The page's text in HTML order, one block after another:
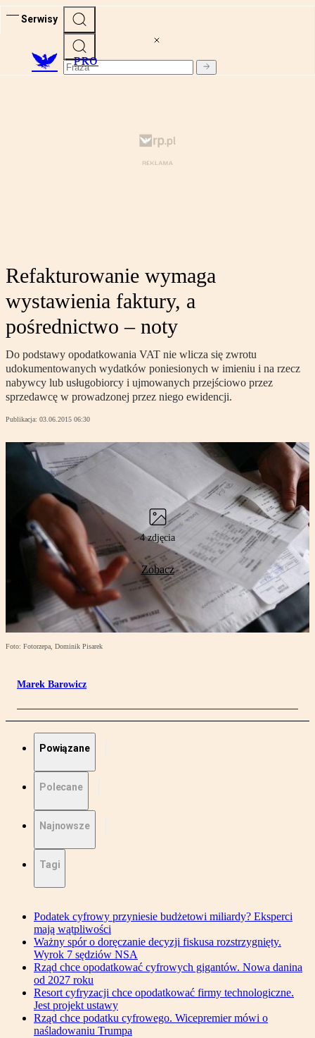
Serwisy
PRO
Refakturowanie wymaga
wystawienia faktury, a
pośrednictwo – noty
Do podstawy opodatkowania VAT nie wlicza się zwrotu
udokumentowanych wydatków poniesionych w imieniu i na rzecz
nabywcy lub usługobiorcy i ujmowanych przejściowo przez
sprzedawcę w prowadzonej przez niego ewidencji.
Publikacja: 03.06.2015 06:30
4 zdjęcia
Zobacz
Foto: Fotorzepa, Dominik Pisarek
Marek Barowicz
Powiązane
Polecane
Najnowsze
Tagi
Podatek cyfrowy przyniesie budżetowi miliardy? Eksperci
mają wątpliwości
Ważny spór o doręczanie decyzji fiskusa rozstrzygnięty.
Wyrok 7 sędziów NSA
Rząd chce opodatkować cyfrowych gigantów. Nowa danina
od 2027 roku
Resort cyfryzacji chce opodatkować firmy technologiczne.
Jest projekt ustawy
Rząd chce podatku cyfrowego. Wicepremier mówi o
naśladowaniu Trumpa